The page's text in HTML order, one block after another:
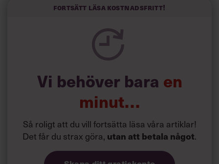
kortfattat slarviga vd-stilen.
Fortsätt läsa kostnadsfritt!
Vi behöver bara en
minut…
Så roligt att du vill fortsätta läsa våra artiklar!
Det får du strax göra, utan att betala något.